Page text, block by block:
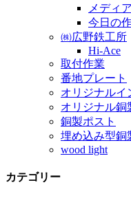
メディ
今日の
㈱広野鉄工所
Hi-Ace
取付作業
番地プレート
オリジナルイ
オリジナル銅
銅製ポスト
埋め込み型銅
wood light
カテゴリー